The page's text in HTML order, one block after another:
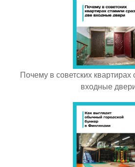
Почему в советских квартирах
входные